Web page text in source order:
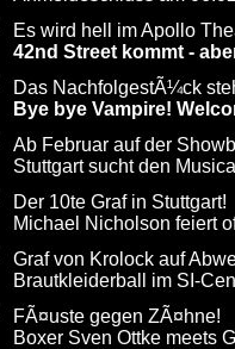
Es wird hell im Apollo
42nd Street kommt -
Das NachfolgestÃ¼ck
Bye bye Vampire!
Ab Februar auf der
Stuttgart sucht den
Der 10te Graf in Stuttgart!
Michael Nicholson feiert
Graf von Krolock auf
Brautkleiderball im SI-
FÃ¤uste gegen ZÃ¤hne!
Boxer Sven Ottke meets